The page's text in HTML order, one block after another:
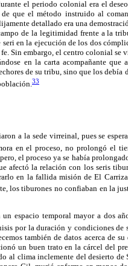
el periodo colonial era el
que el método instruido al
detallado era una
de la legitimidad frente a la
en la ejecución de los dos
Sin embargo, el centro colonial se
en la carta acompañante que
de su tribu, sino que los debía
33
a la sede virreinal, pues se
en el proceso, no prolongó el
el proceso ya se había
afectó la relación con los seris
en la fallida misión de El
los tiburones no confiaban en la
espacio temporal mayor a dos
por la duración y condiciones de
también de datos acerca de
un buen trato en la cárcel del
al clima inclemente del desierto de